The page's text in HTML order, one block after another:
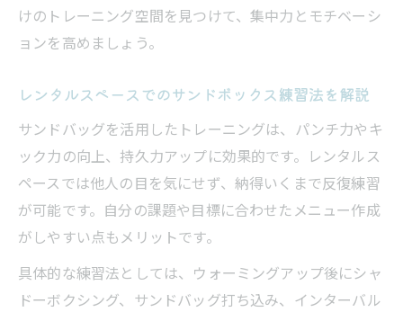
けのトレーニング空間を見つけて、集中力とモチベーシ
ョンを高めましょう。
レンタルスペースでのサンドボックス練習法を解説
サンドバッグを活用したトレーニングは、パンチ力やキ
ック力の向上、持久力アップに効果的です。レンタルス
ペースでは他人の目を気にせず、納得いくまで反復練習
が可能です。自分の課題や目標に合わせたメニュー作成
がしやすい点もメリットです。
具体的な練習法としては、ウォーミングアップ後にシャ
ドーボクシング、サンドバッグ打ち込み、インターバル